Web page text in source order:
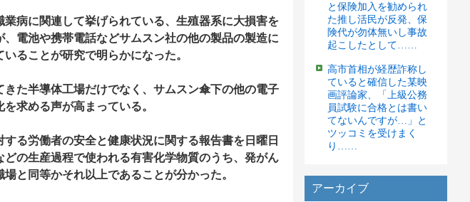
病に関連して挙げられている、生殖器系に大損害を
電池や携帯電話などサムスン社の他の製品の製造に
ることが研究で明らかになった。
た半導体工場だけでなく、サムスン傘下の他の電子
求める声が高まっている。
る労働者の安全と健康状況に関する報告書を日曜日
の生産過程で使われる有害化学物質のうち、発がん
と同等かそれ以上であることが分かった。
と保険加入を勧められ
た推し活民が反発、保
険代が勿体無いし事故
起こしたとして……
高市首相が経歴詐称し
ていると確信した某映
画評論家、「上級公務
員試験に合格とは書い
てないんですが…」と
ツッコミを受けまく
り……
アーカイブ